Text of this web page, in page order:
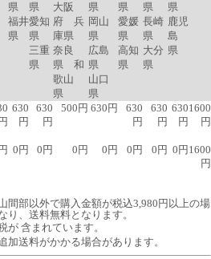
県
福井
県
県
愛知
県
三重
県
大阪
府 兵
庫県
奈良
県 和
歌山
県
県
岡山
県
広島
県
山口
県
県
愛媛
県
高知
県
県
長崎
県
大分
県
県
鹿児
島
県
円
630
円
630
円
500円 630円
630
円
630
円
630
円
1600
円
0円 0円 0円 0円 0円 0円 0円 1600
円
間部以外で購入金額が税込3,980円以上の場
り、送料無料となります。
が 含まれています。
加送料がかかる場合があります。